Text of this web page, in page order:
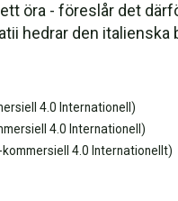
öra - föreslår det
hedrar den italienska
4.0 Internationell)
4.0 Internationell)
4.0 Internationellt)